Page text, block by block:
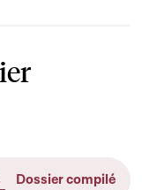
Dossier compilé